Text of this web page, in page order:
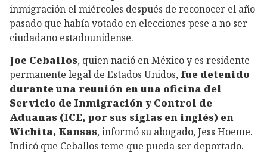
inmigración el miércoles después de reconocer el año
pasado que había votado en elecciones pese a no ser
ciudadano estadounidense.
Joe Ceballos, quien nació en México y es residente
permanente legal de Estados Unidos, fue detenido
durante una reunión en una oficina del
Servicio de Inmigración y Control de
Aduanas (ICE, por sus siglas en inglés) en
Wichita, Kansas, informó su abogado, Jess Hoeme.
Indicó que Ceballos teme que pueda ser deportado.